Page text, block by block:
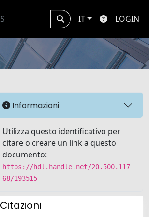
IT LOGIN
Informazioni
Utilizza questo identificativo per
citare o creare un link a questo
documento:
https://hdl.handle.net/20.500.117
68/193515
Citazioni